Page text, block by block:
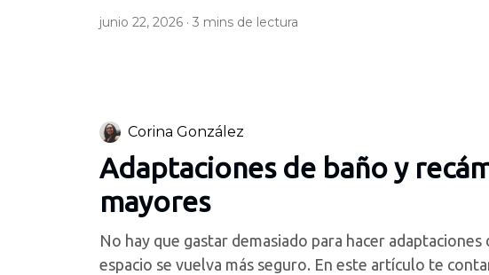
junio 22, 2026 · 3 mins de lectura
Corina González
Adaptaciones de baño y
mayores
No hay que gastar demasiado para hacer
espacio se vuelva más seguro. En este artículo te